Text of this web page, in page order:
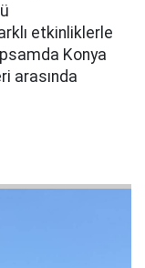
etkinliklerle
Konya
arasında